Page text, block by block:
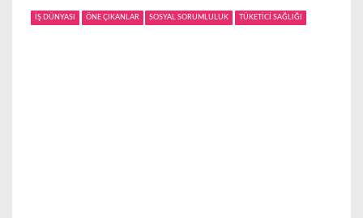
n
İŞ DÜNYASI ÖNE ÇIKANLAR SOSYAL SORUMLULUK TÜKETİCİ SAĞLIĞI